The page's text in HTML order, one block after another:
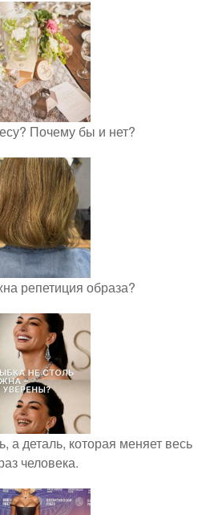
Почему бы и нет?
репетиция образа?
а деталь, которая меняет весь
человека.